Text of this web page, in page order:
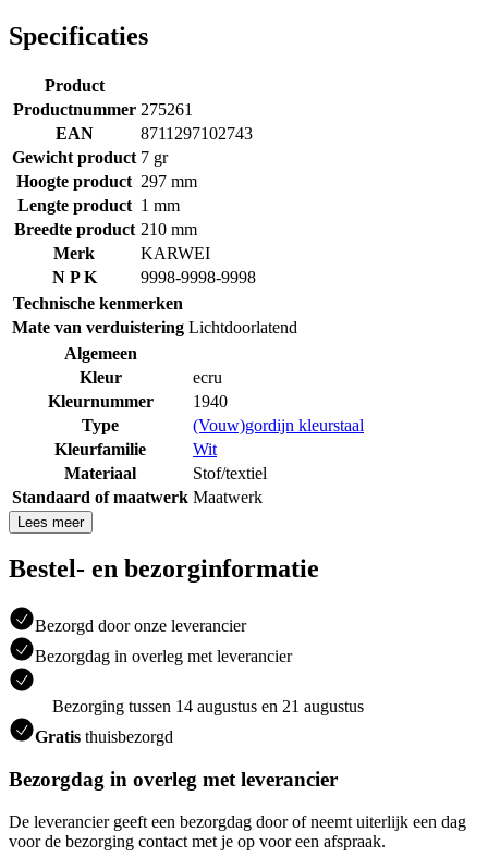
Specificaties
Product
Productnummer 275261
EAN
8711297102743
Gewicht product 7 gr
Hoogte product 297 mm
Lengte product 1 mm
Breedte product 210 mm
Merk
KARWEI
N P K
9998-9998-9998
Technische kenmerken
Mate van verduistering Lichtdoorlatend
Algemeen
Kleur
ecru
Kleurnummer
1940
Type
(Vouw)gordijn kleurstaal
Kleurfamilie
Wit
Materiaal
Stof/textiel
Standaard of maatwerk Maatwerk
Lees meer
Bestel- en bezorginformatie
Bezorgd door onze leverancier
Bezorgdag in overleg met leverancier
Bezorging tussen 14 augustus en 21 augustus
Gratis thuisbezorgd
Bezorgdag in overleg met leverancier
De leverancier geeft een bezorgdag door of neemt uiterlijk een dag
voor de bezorging contact met je op voor een afspraak.